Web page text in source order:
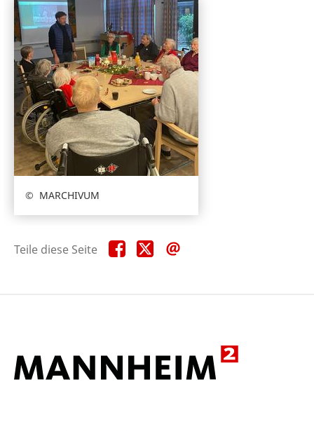
MARCHIVUM
Teile diese Seite Teile
diese
Teile
diese